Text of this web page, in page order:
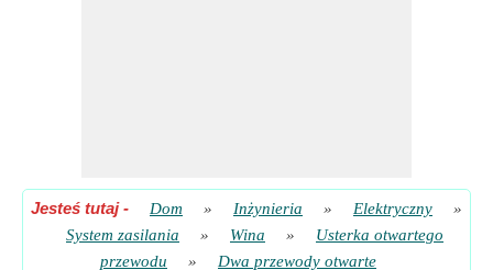
Jesteś tutaj- Dom » Inżynieria » Elektryczny
»
System zasilania
» Wina »
Usterka otwartego
przewodu
» Dwa przewody otwarte